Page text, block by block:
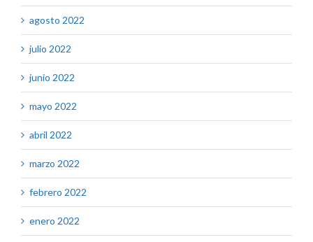
agosto 2022
julio 2022
junio 2022
mayo 2022
abril 2022
marzo 2022
febrero 2022
enero 2022